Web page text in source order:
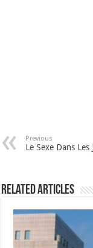
Previous
Le Sexe Dans Les
Related Articles